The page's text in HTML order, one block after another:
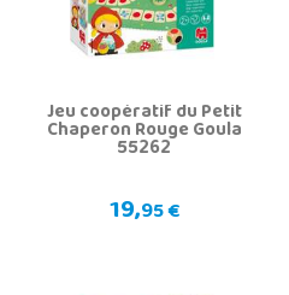
Jeu coopératif du Petit
Chaperon Rouge Goula
55262
19,95 €